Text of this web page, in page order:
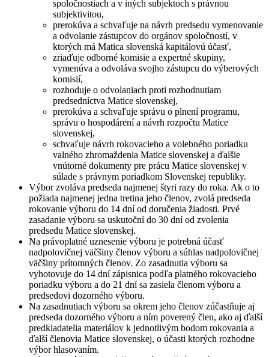
spoločnostiach a v iných subjektoch s právnou
subjektivitou,
prerokúva a schvaľuje na návrh predsedu vymenovanie
a odvolanie zástupcov do orgánov spoločností, v
ktorých má Matica slovenská kapitálovú účasť,
zriaďuje odborné komisie a expertné skupiny,
vymenúva a odvoláva svojho zástupcu do výberových
komisií,
rozhoduje o odvolaniach proti rozhodnutiam
predsedníctva Matice slovenskej,
prerokúva a schvaľuje správu o plnení programu,
správu o hospodárení a návrh rozpočtu Matice
slovenskej,
schvaľuje návrh rokovacieho a volebného poriadku
valného zhromaždenia Matice slovenskej a ďalšie
vnútorné dokumenty pre prácu Matice slovenskej v
súlade s právnym poriadkom Slovenskej republiky.
Výbor zvoláva predseda najmenej štyri razy do roka. Ak o to
požiada najmenej jedna tretina jeho členov, zvolá predseda
rokovanie výboru do 14 dní od doručenia žiadosti. Prvé
zasadanie výboru sa uskutoční do 30 dní od zvolenia
predsedu Matice slovenskej.
Na právoplatné uznesenie výboru je potrebná účasť
nadpolovičnej väčšiny členov výboru a súhlas nadpolovičnej
väčšiny prítomných členov. Zo zasadnutia výboru sa
vyhotovuje do 14 dní zápisnica podľa platného rokovacieho
poriadku výboru a do 21 dní sa zasiela členom výboru a
predsedovi dozorného výboru.
Na zasadnutiach výboru sa okrem jeho členov zúčastňuje aj
predseda dozorného výboru a ním poverený člen, ako aj ďalší
predkladatelia materiálov k jednotlivým bodom rokovania a
ďalší členovia Matice slovenskej, o účasti ktorých rozhodne
výbor hlasovaním.